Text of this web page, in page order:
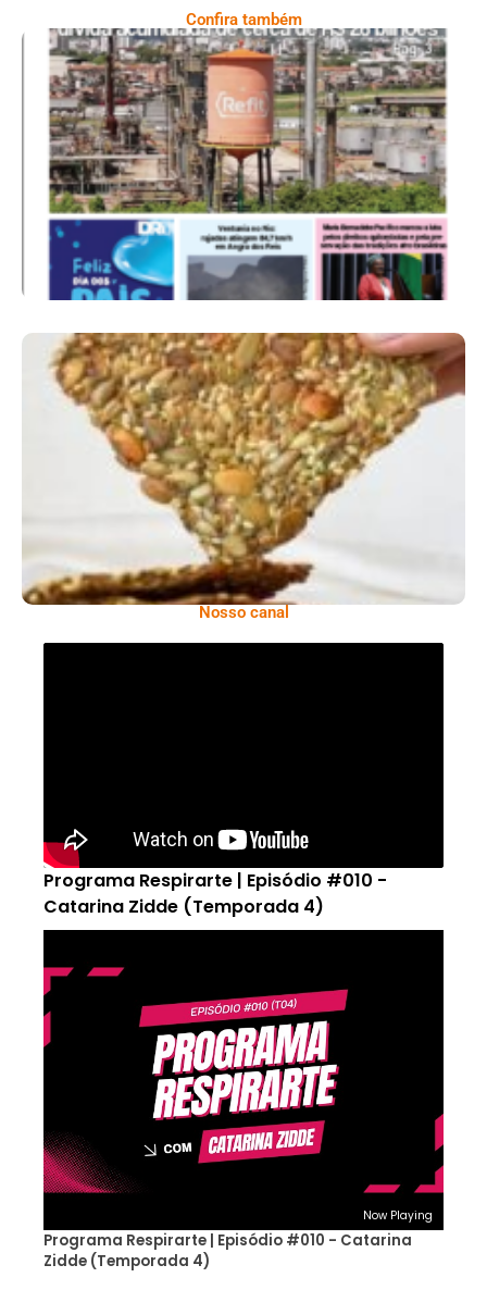
Confira também
Ano X – Número 367 08 A 14 De Agosto De
2026
Comer Bem: Cracker De Sementes
Nosso canal
Programa Respirarte | Episódio #010 -
Catarina Zidde (Temporada 4)
Now Playing
Programa Respirarte | Episódio #010 - Catarina
Zidde (Temporada 4)